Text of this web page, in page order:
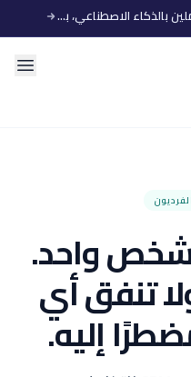
تقديم LeadOcean: توليد العملاء المحتملين بالذكاء الاصطناعي، بيانات منتقاة، توسع سهل
واحد.
تنفق أي
إليه.